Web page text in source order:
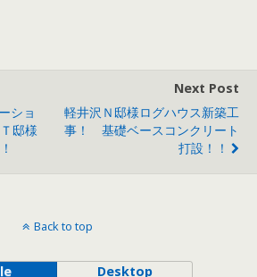
ショ
邸様
Next Post
軽井沢Ｎ邸様ログハウス新築工
事！ 基礎ベースコンクリート
打設！！
Back to top
Desktop